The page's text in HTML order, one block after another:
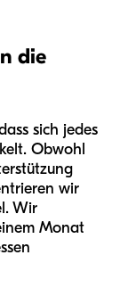
die
sich jedes
Obwohl
wir
Wir
Monat